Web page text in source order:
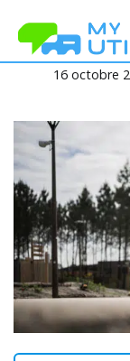
contenu
MyUtilitaire
Toute16 octobre